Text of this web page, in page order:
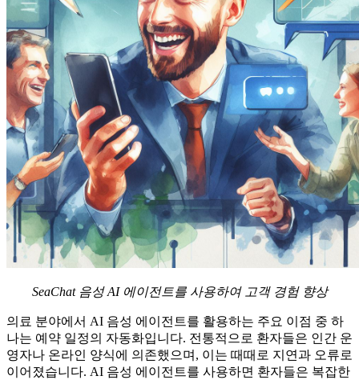
SeaChat 음성 AI 에이전트를 사용하여 고객 경험 향상
의료 분야에서 AI 음성 에이전트를 활용하는 주요 이점 중 하
나는 예약 일정의 자동화입니다. 전통적으로 환자들은 인간 운
영자나 온라인 양식에 의존했으며, 이는 때때로 지연과 오류로
이어졌습니다. AI 음성 에이전트를 사용하면 환자들은 복잡한